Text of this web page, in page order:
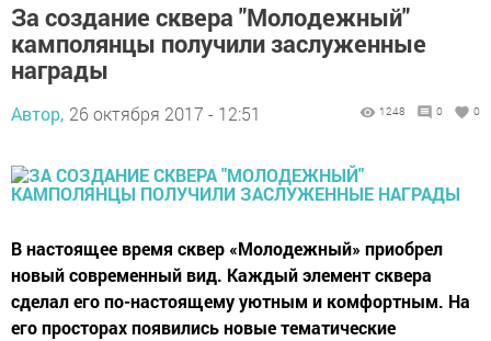
За создание сквера "Молодежный"
камполянцы получили заслуженные
награды
Автор, 26 октября 2017 - 12:51 1248 0 0
В настоящее время сквер «Молодежный» приобрел
новый современный вид. Каждый элемент сквера
сделал его по-настоящему уютным и комфортным. На
его просторах появились новые тематические